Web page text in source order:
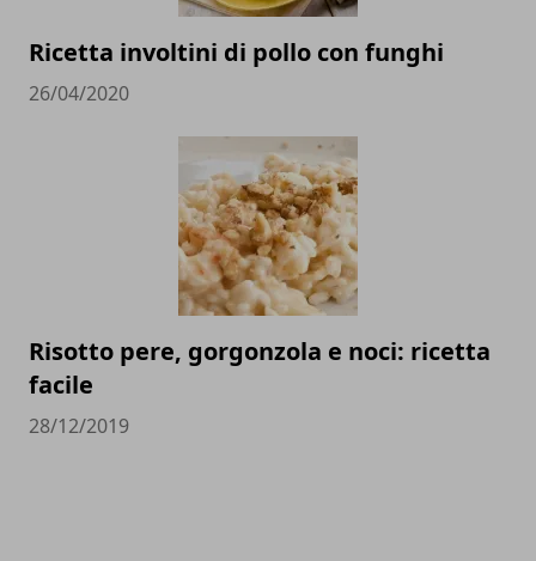
Ricetta involtini di pollo con funghi
26/04/2020
Risotto pere, gorgonzola e noci: ricetta
facile
28/12/2019